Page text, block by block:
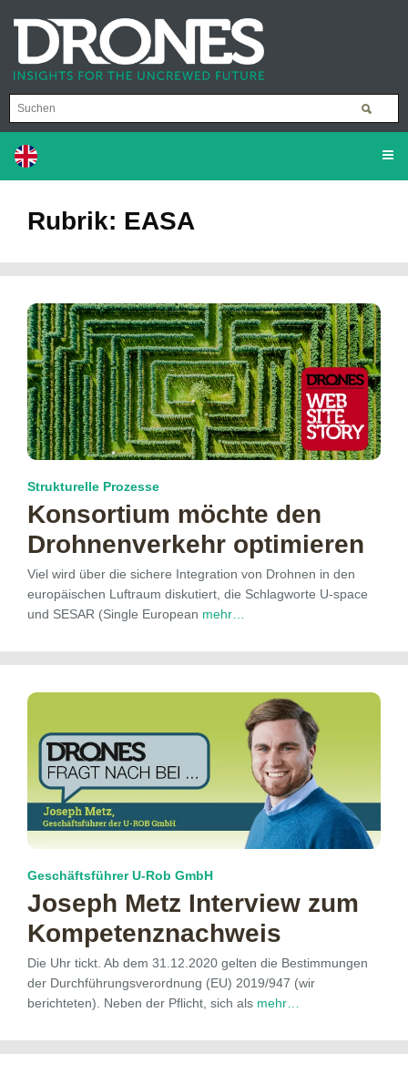
Rubrik: EASA
Strukturelle Prozesse
Konsortium möchte den
Drohnenverkehr optimieren
Viel wird über die sichere Integration von Drohnen in den
europäischen Luftraum diskutiert, die Schlagworte U-space
und SESAR (Single European mehr…
Geschäftsführer U-Rob GmbH
Joseph Metz Interview zum
Kompetenznachweis
Die Uhr tickt. Ab dem 31.12.2020 gelten die Bestimmungen
der Durchführungsverordnung (EU) 2019/947 (wir
berichteten). Neben der Pflicht, sich als mehr…